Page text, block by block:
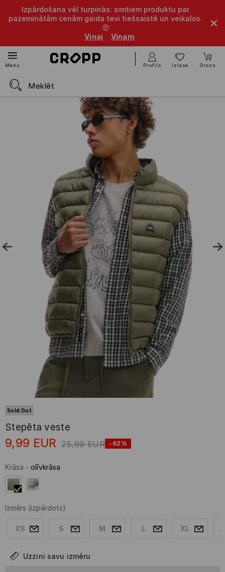
Izpārdošana vēl turpinās: simtiem produktu par
pazeminātām cenām gaida tevi tiešsaistē un veikalos.
🤑
Viņai
Viņam
Menu Profils Izlase Grozs
Sold Out
Stepēta veste
9,99 EUR 25,99 EUR -62%
Krāsa - olīvkrāsa
Izmērs (izpārdots)
XS S M L XL
Uzzini savu izmēru